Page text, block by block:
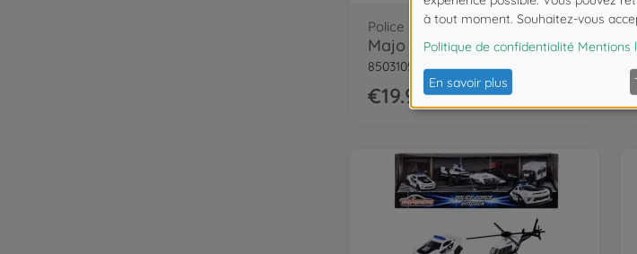
Police
Majo SOS Monde 5 Pcs Giftpack
8503105001
€19.99